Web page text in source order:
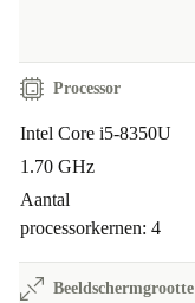
Processor
Intel Core i5-8350U
1.70 GHz
Aantal
processorkernen: 4
Beeldschermgrootte